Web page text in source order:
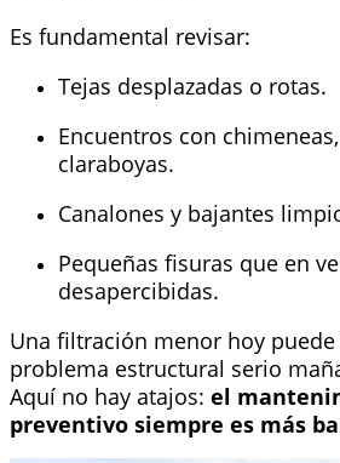
Es fundamental revisar:
Tejas desplazadas o rotas.
Encuentros con
claraboyas.
Canalones y bajantes
Pequeñas fisuras que en
desapercibidas.
Una filtración menor hoy
problema estructural serio
Aquí no hay atajos: el
preventivo siempre es más